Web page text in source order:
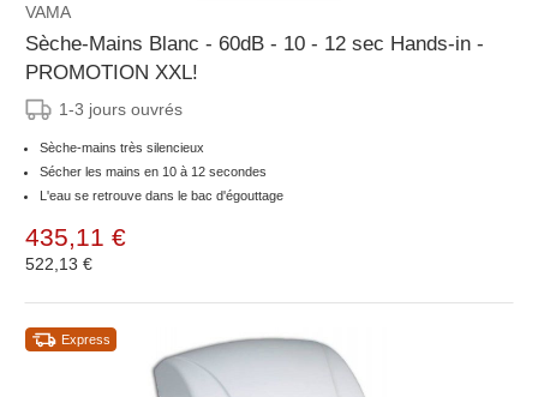
VAMA
Sèche-Mains Blanc - 60dB - 10 - 12 sec Hands-in -
PROMOTION XXL!
1-3 jours ouvrés
Sèche-mains très silencieux
Sécher les mains en 10 à 12 secondes
L'eau se retrouve dans le bac d'égouttage
435,11 €
522,13 €
Express